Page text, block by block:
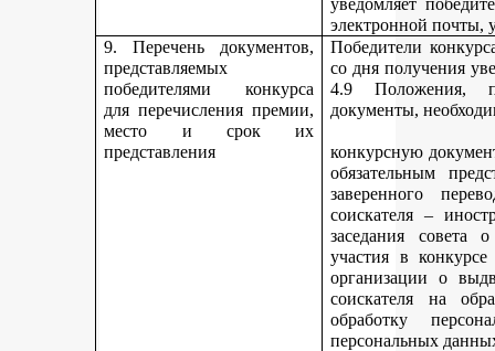
уведомляет
электронной почты,
9. Перечень документов,
представляемых
победителями конкурса
для перечисления премии,
место и срок их
представления
Победители
со дня получения
4.9 Положения,
документы,
конкурсную
обязательным
заверенного
соискателя –
заседания совета
участия в
организации о
соискателя на
обработку
персональных